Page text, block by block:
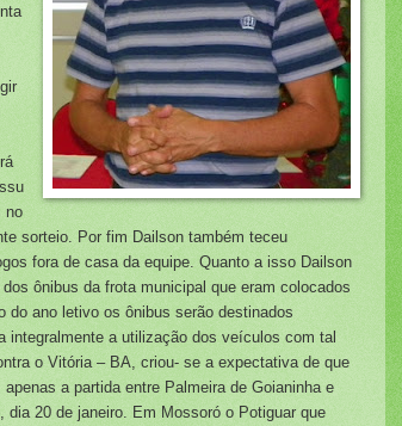
no
sorteio. Por fim Dailson também teceu
fora de casa da equipe. Quanto a isso Dailson
ônibus da frota municipal que eram colocados
ano letivo os ônibus serão destinados
integralmente a utilização dos veículos com tal
o Vitória – BA, criou- se a expectativa de que
a partida entre Palmeira de Goianinha e
20 de janeiro. Em Mossoró o Potiguar que